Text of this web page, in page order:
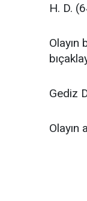
H. D.
Gediz
Olayın